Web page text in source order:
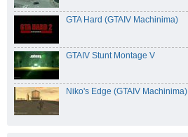
GTA Hard (GTAIV Machinima)
GTAIV Stunt Montage V
Niko's Edge (GTAIV Machinima)